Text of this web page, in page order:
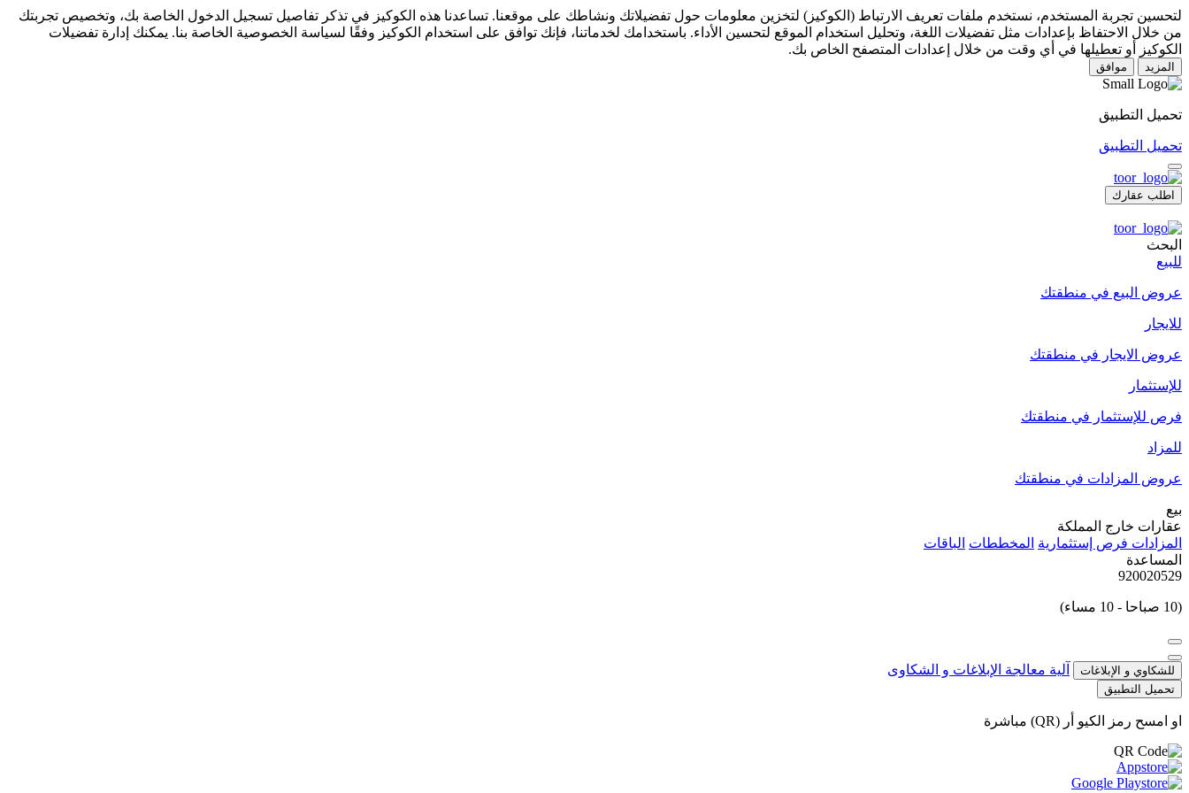
لتحسين تجربة المستخدم، نستخدم ملفات تعريف الارتباط (الكوكيز) لتخزين معلومات حول تفضيلاتك ونشاطك على موقعنا. تساعدنا هذه الكوكيز في تذكر تفاصيل تسجيل الدخول الخاصة بك، وتخصيص تجربتك
من خلال الاحتفاظ بإعدادات مثل تفضيلات اللغة، وتحليل استخدام الموقع لتحسين الأداء. باستخدامك لخدماتنا، فإنك توافق على استخدام الكوكيز وفقًا لسياسة الخصوصية الخاصة بنا. يمكنك إدارة تفضيلات
الكوكيز أو تعطيلها في أي وقت من خلال إعدادات المتصفح الخاص بك.
المزيد موافق
تحميل التطبيق
تحميل التطبيق
اطلب عقارك
البحث
للبيع
عروض البيع في منطقتك
للايجار
عروض الايجار في منطقتك
للإستثمار
فرص للإستثمار في منطقتك
للمزاد
عروض المزادات في منطقتك
بيع
عقارات خارج المملكة
المزادات فرص إستثمارية المخططات الباقات
المساعدة
920020529
(10 صباحا - 10 مساء)
للشكاوي و الإبلاغات آلية معالجة الإبلاغات و الشكاوى
تحميل التطبيق
او امسح رمز الكيو أر (QR) مباشرة